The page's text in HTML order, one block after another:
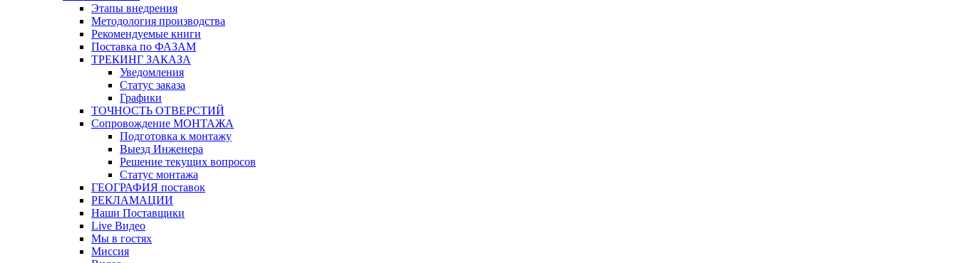
Этапы внедрения
Методология производства
Рекомендуемые книги
Поставка по ФАЗАМ
ТРЕКИНГ ЗАКАЗА
Уведомления
Статус заказа
Графики
ТОЧНОСТЬ ОТВЕРСТИЙ
Сопровождение МОНТАЖА
Подготовка к монтажу
Выезд Инженера
Решение текущих вопросов
Статус монтажа
ГЕОГРАФИЯ поставок
РЕКЛАМАЦИИ
Наши Поставщики
Live Видео
Мы в гостях
Миссия